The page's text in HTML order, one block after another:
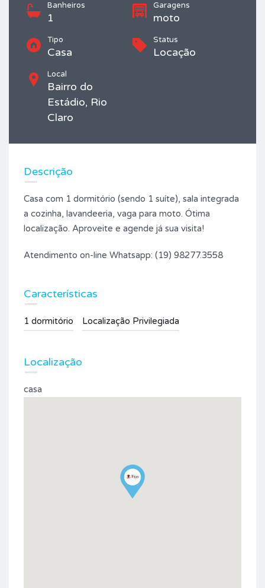
Banheiros
1
Garagens
moto
Tipo
Casa
Status
Locação
Local
Bairro do
Estádio, Rio
Claro
Descrição
Casa com 1 dormitório (sendo 1 suíte), sala integrada
a cozinha, lavandeeria, vaga para moto. Ótima
localização. Aproveite e agende já sua visita!
Atendimento on-line Whatsapp: (19) 98277.3558
Características
1 dormitório Localização Privilegiada
Localização
casa